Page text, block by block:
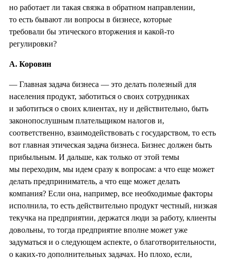
но работает ли такая связка в обратном направлении,
то есть бывают ли вопросы в бизнесе, которые
требовали бы этического вторжения и какой-то
регулировки?
А. Коровин
— Главная задача бизнеса — это делать полезный для
населения продукт, заботиться о своих сотрудниках
и заботиться о своих клиентах, ну и действительно, быть
законопослушным плательщиком налогов и,
соответственно, взаимодействовать с государством, то есть
вот главная этическая задача бизнеса. Бизнес должен быть
прибыльным. И дальше, как только от этой темы
мы переходим, мы идем сразу к вопросам: а что еще может
делать предприниматель, а что еще может делать
компания? Если она, например, все необходимые факторы
исполнила, то есть действительно продукт честный, низкая
текучка на предприятии, держатся люди за работу, клиенты
довольны, то тогда предприятие вполне может уже
задуматься и о следующем аспекте, о благотворительности,
о каких-то дополнительных задачах. Но плохо, если,